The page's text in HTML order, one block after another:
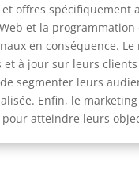
offres spécifiquement
et la
en conséquence.
et à jour sur leurs
segmenter leurs
Enfin, le
atteindre leurs